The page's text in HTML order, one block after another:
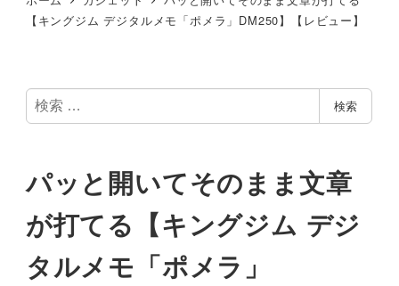
【キングジム デジタルメモ「ポメラ」DM250】【レビュー】
検
索
検索
パッと開いてそのまま文章
が打てる【キングジム デジ
タルメモ「ポメラ」